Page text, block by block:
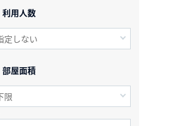
利用人数
部屋面積